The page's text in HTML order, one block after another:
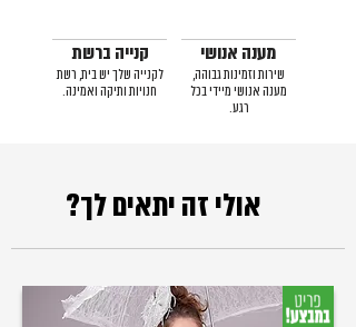
קנייה ברשת
לקנייה שלך יש בית, רשת
חנויות ותיקה ואמינה.
מענה אנושי
שירות וזמינות גבוהה,
מענה אנושי מיידי בכל
רגע.
אולי זה יתאים לך?